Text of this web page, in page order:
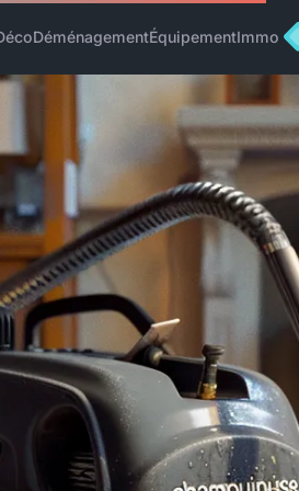
DéménagementÉquipementImmo